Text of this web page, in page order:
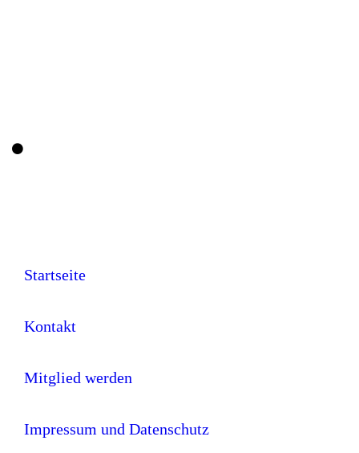
Startseite
Kontakt
Mitglied werden
Impressum und Datenschutz